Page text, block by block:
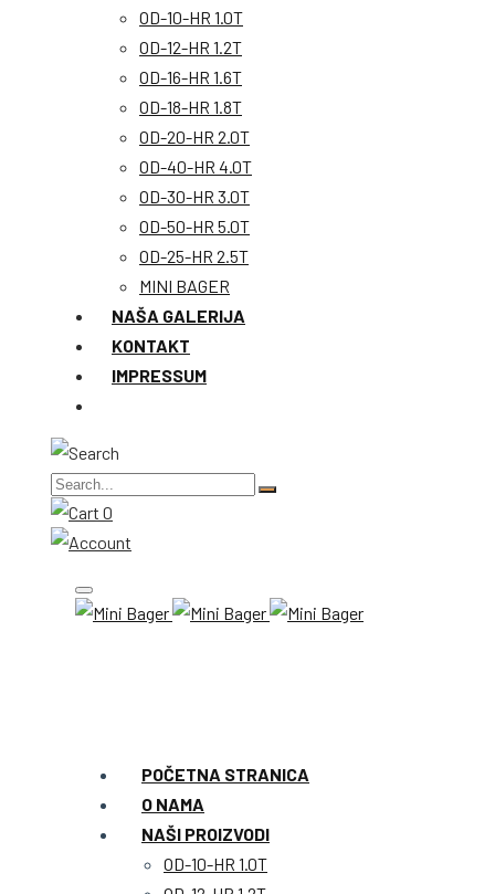
OD-10-HR 1.0T
OD-12-HR 1.2T
OD-16-HR 1.6T
OD-18-HR 1.8T
OD-20-HR 2.0T
OD-40-HR 4.0T
OD-30-HR 3.0T
OD-50-HR 5.0T
OD-25-HR 2.5T
MINI BAGER
NAŠA GALERIJA
KONTAKT
IMPRESSUM
0
POČETNA STRANICA
O NAMA
NAŠI PROIZVODI
OD-10-HR 1.0T